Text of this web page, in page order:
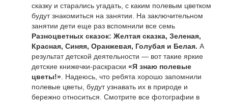
сказку и старались угадать, с каким полевым цветком
будут знакомиться на занятии. На заключительном
занятии дети еще раз вспомнили все семь
Разноцветных сказок: Желтая сказка, Зеленая,
Красная, Синяя, Оранжевая, Голубая и Белая. А
результат детской деятельности — вот такие яркие
детские книжечки-раскраски «Я знаю полевые
цветы!» . Надеюсь, что ребята хорошо запомнили
полевые цветы, будут узнавать их в природе и
бережно относиться. Смотрите все фотографии в